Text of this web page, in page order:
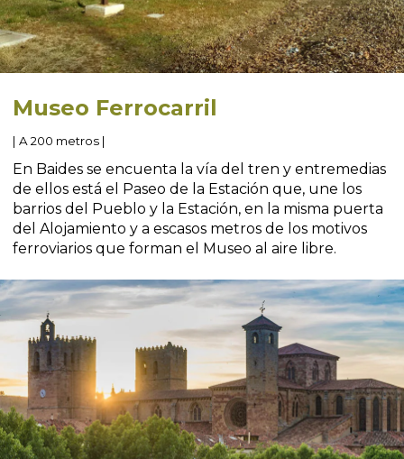
Museo Ferrocarril
| A 200 metros |
En Baides se encuenta la vía del tren y entremedias
de ellos está el Paseo de la Estación que, une los
barrios del Pueblo y la Estación, en la misma puerta
del Alojamiento y a escasos metros de los motivos
ferroviarios que forman el Museo al aire libre.